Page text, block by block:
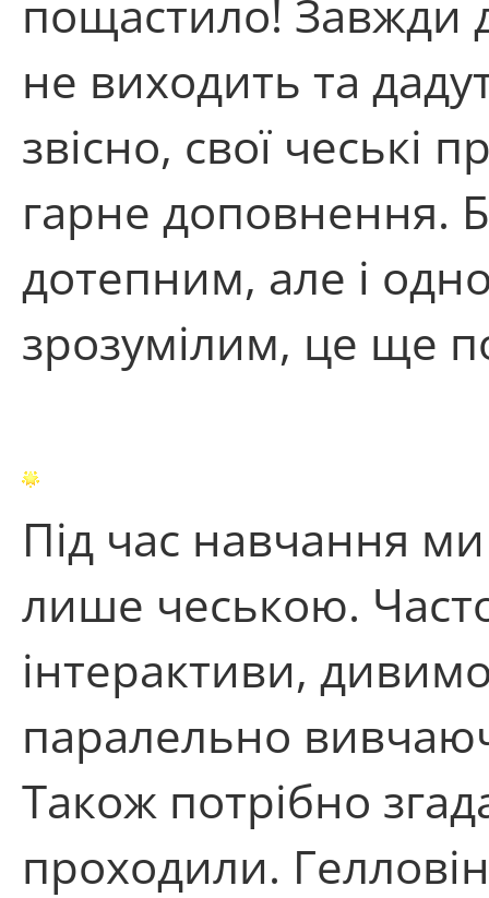
пощастило!
не виходить та
звісно, свої чеські
гарне доповнення.
дотепним, але і
зрозумілим, це ще
Під час навчання
лише чеською.
інтерактиви,
паралельно
Також потрібно
проходили.